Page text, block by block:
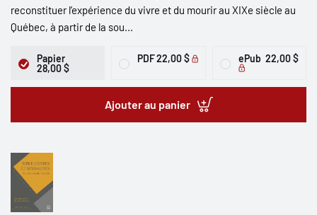
reconstituer l’expérience du vivre et du mourir au XIXe siècle au
Québec, à partir de la sou...
Papier
28,00 $
PDF22,00 $ ePub 22,00 $
Ajouter au panier